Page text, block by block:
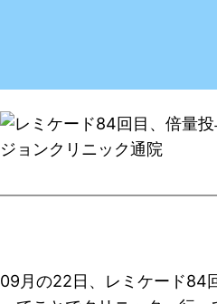
09月の22日、レミケード84